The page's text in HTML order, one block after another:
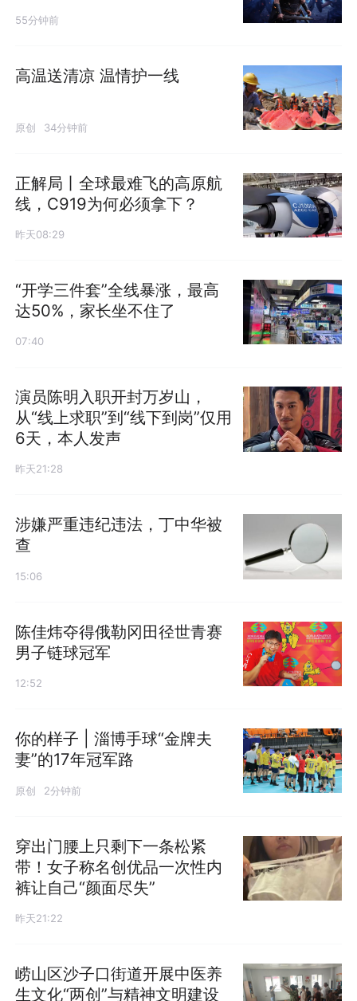
55分钟前
高温送清凉 温情护一线
原创 34分钟前
正解局丨全球最难飞的高原航
线，C919为何必须拿下？
昨天08:29
“开学三件套”全线暴涨，最高
达50%，家长坐不住了
07:40
演员陈明入职开封万岁山，
从“线上求职”到“线下到岗”仅用
6天，本人发声
昨天21:28
涉嫌严重违纪违法，丁中华被
查
15:06
陈佳炜夺得俄勒冈田径世青赛
男子链球冠军
12:52
你的样子 | 淄博手球“金牌夫
妻”的17年冠军路
原创 2分钟前
穿出门腰上只剩下一条松紧
带！女子称名创优品一次性内
裤让自己“颜面尽失”
昨天21:22
崂山区沙子口街道开展中医养
生文化“两创”与精神文明建设